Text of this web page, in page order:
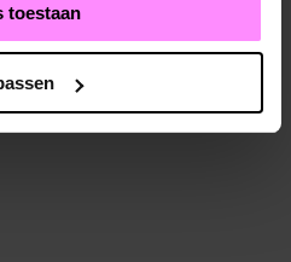
toestaan